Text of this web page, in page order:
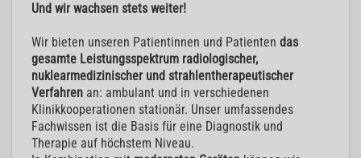
Und wir wachsen stets weiter!
Wir bieten unseren Patientinnen und Patienten das
gesamte Leistungsspektrum radiologischer,
nuklearmedizinischer und strahlentherapeutischer
Verfahren an: ambulant und in verschiedenen
Klinikkooperationen stationär. Unser umfassendes
Fachwissen ist die Basis für eine Diagnostik und
Therapie auf höchstem Niveau.​